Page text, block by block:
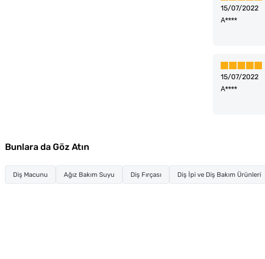
15/07/2022
A****
15/07/2022
A****
Bunlara da Göz Atın
Diş Macunu Ağız Bakım Suyu Diş Fırçası Diş İpi ve Diş Bakım Ürünleri